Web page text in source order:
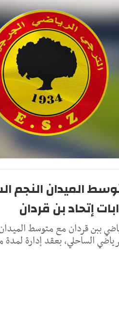
الميدان النجم
إتحاد بن قردان
ببن قردان مع متوسط
الساحلي، بعقد إدارة